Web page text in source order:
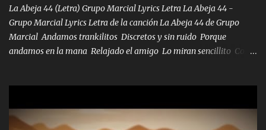
pues hay charola les voy a dar hasta topar pues no hay de otra...
La Abeja 44 (Letra) Grupo Marcial Lyrics Letra La Abeja 44 -
Grupo Marcial Lyrics Letra de la canción La Abeja 44 de Grupo
Marcial Andamos trankilitos Discretos y sin ruido Porque
andamos en la mana Relajado el amigo Lo miran sencillito Con
coronamos Se jala los marciales Y sus guitarras ya van sonando
Un gallardo me prendo Para agarrar el vuelo y la mente y